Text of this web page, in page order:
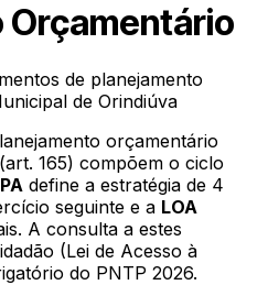
Orçamentário
de planejamento
de Orindiúva
orçamentário
165) compõem o ciclo
define a estratégia de 4
seguinte e a LOA
A consulta a estes
(Lei de Acesso à
do PNTP 2026.